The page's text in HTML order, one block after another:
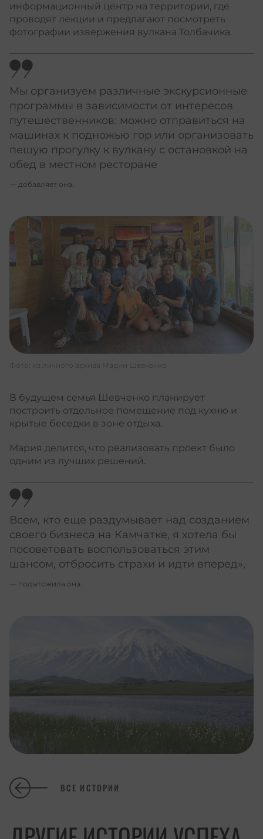
информационный центр на территории, где
проводят лекции и предлагают посмотреть
фотографии извержения вулкана Толбачика.
Мы организуем различные экскурсионные
программы в зависимости от интересов
путешественников: можно отправиться на
машинах к подножью гор или организовать
пешую прогулку к вулкану с остановкой на
обед в местном ресторане
— добавляет она.
Фото: из личного архива Марии Шевченко
В будущем семья Шевченко планирует
построить отдельное помещение под кухню и
крытые беседки в зоне отдыха.
Мария делится, что реализовать проект было
одним из лучших решений.
Всем, кто еще раздумывает над созданием
своего бизнеса на Камчатке, я хотела бы
посоветовать воспользоваться этим
шансом, отбросить страхи и идти вперед»,
— подытожила она.
ВСЕ ИСТОРИИ